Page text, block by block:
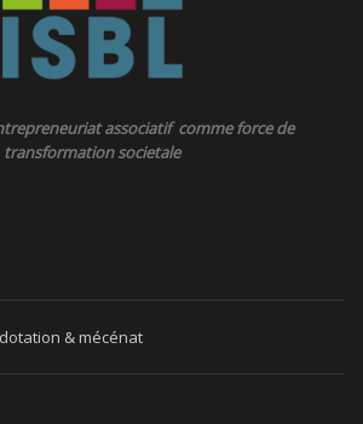
associatif comme force de
transformation societale
& mécénat